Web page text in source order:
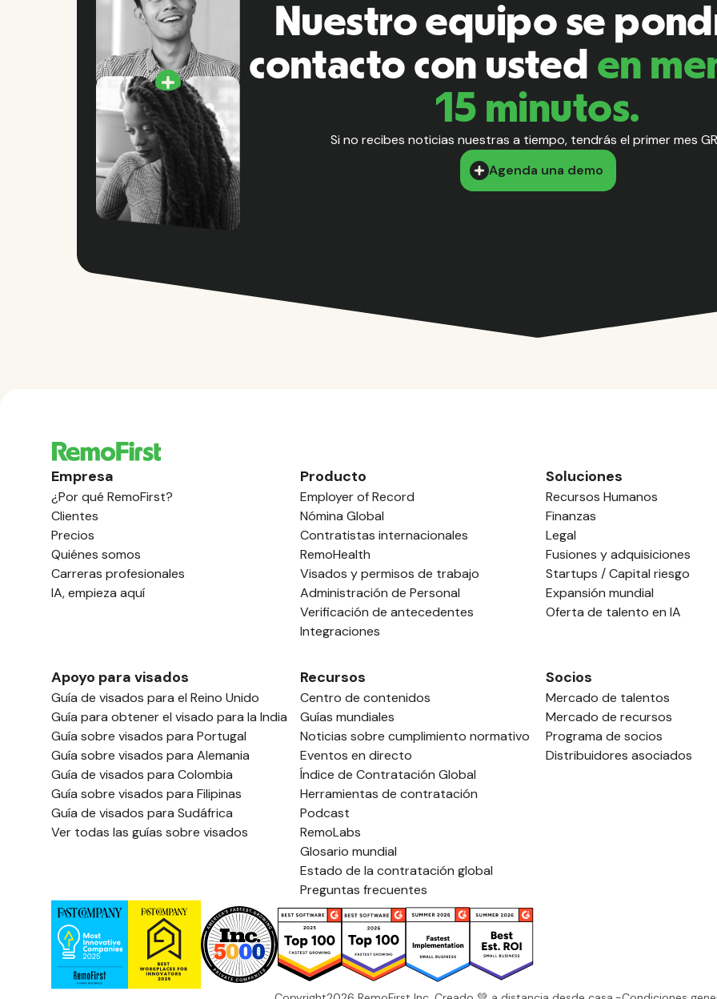
Nuestro equipo se
contacto con usted en
15 minutos.
Si no recibes noticias nuestras a tiempo, tendrás el primer mes
Agenda una demo
Empresa
¿Por qué RemoFirst?
Clientes
Precios
Quiénes somos
Carreras profesionales
IA, empieza aquí
Producto
Employer of Record
Nómina Global
Contratistas internacionales
RemoHealth
Visados y permisos de trabajo
Administración de Personal
Verificación de antecedentes
Integraciones
Soluciones
Recursos Humanos
Finanzas
Legal
Fusiones y adquisiciones
Startups / Capital riesgo
Expansión mundial
Oferta de talento en IA
Apoyo para visados
Guía de visados para el Reino Unido
Guía para obtener el visado para la India
Guía sobre visados para Portugal
Guía sobre visados para Alemania
Guía de visados para Colombia
Guía sobre visados para Filipinas
Guía de visados para Sudáfrica
Ver todas las guías sobre visados
Recursos
Centro de contenidos
Guías mundiales
Noticias sobre cumplimiento normativo
Eventos en directo
Índice de Contratación Global
Herramientas de contratación
Podcast
RemoLabs
Glosario mundial
Estado de la contratación global
Preguntas frecuentes
Socios
Mercado de talentos
Mercado de recursos
Programa de socios
Distribuidores asociados